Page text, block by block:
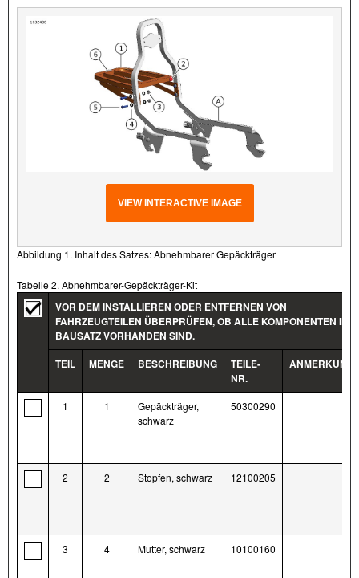
VIEW INTERACTIVE IMAGE
Abbildung 1. Inhalt des Satzes: Abnehmbarer Gepäckträger
Tabelle 2. Abnehmbarer-Gepäckträger-Kit
VOR DEM INSTALLIEREN ODER ENTFERNEN VON
FAHRZEUGTEILEN ÜBERPRÜFEN, OB ALLE KOMPONENTEN IM
BAUSATZ VORHANDEN SIND.
TEIL
MENGE BESCHREIBUNG
TEILE-
NR.
1 1
Gepäckträger,
schwarz
50300290
2 2 Stopfen, schwarz 12100205
3 4 Mutter, schwarz 10100160